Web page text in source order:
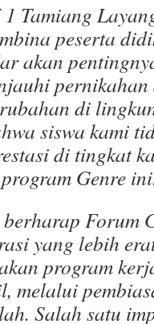
Tamiang
peserta
akan
di
siswa kami
di tingkat
Genre
Forum
yang lebih
program
melalui
Salah satu